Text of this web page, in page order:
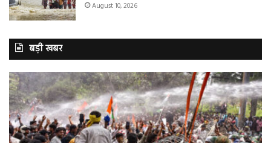
August 10, 2026
बड़ी खबर